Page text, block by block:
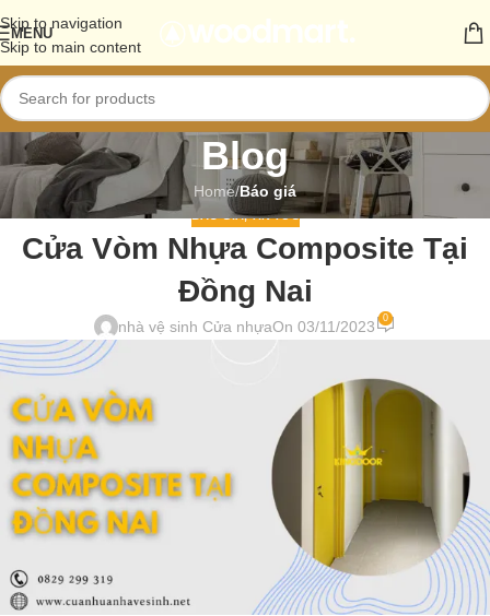
Skip to navigation
Skip to main content
MENU
Blog
Home/Báo giá
BÁO GIÁ,TIN TỨC
Cửa Vòm Nhựa Composite Tại
Đồng Nai
nhà vệ sinh Cửa nhựaOn 03/11/2023 0